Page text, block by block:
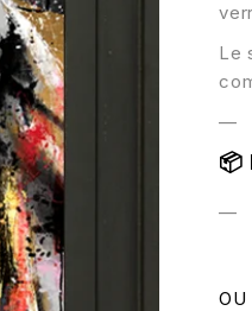
Le
—
📦
—
OU